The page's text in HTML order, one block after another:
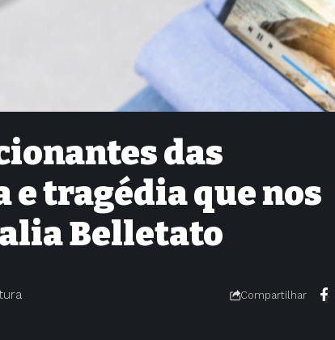
das
tragédia que nos
Belletato
Compartilhar